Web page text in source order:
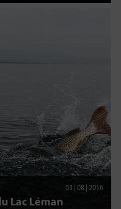
03 | 08 | 2016
Lac Léman